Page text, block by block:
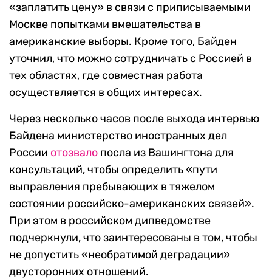
«заплатить цену» в связи с приписываемыми
Москве попытками вмешательства в
американские выборы. Кроме того, Байден
уточнил, что можно сотрудничать с Россией в
тех областях, где совместная работа
осуществляется в общих интересах.
Через несколько часов после выхода интервью
Байдена министерство иностранных дел
России отозвало посла из Вашингтона для
консультаций, чтобы определить «пути
выправления пребывающих в тяжелом
состоянии российско-американских связей».
При этом в российском дипведомстве
подчеркнули, что заинтересованы в том, чтобы
не допустить «необратимой деградации»
двусторонних отношений.